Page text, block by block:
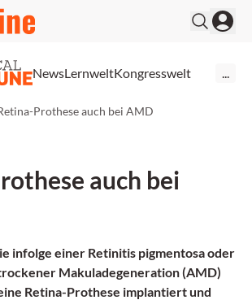
NewsLernweltKongresswelt
Prothese auch bei AMD
auch bei
infolge einer Retinitis pigmentosa oder
Makuladegeneration (AMD)
Retina-Prothese implantiert und